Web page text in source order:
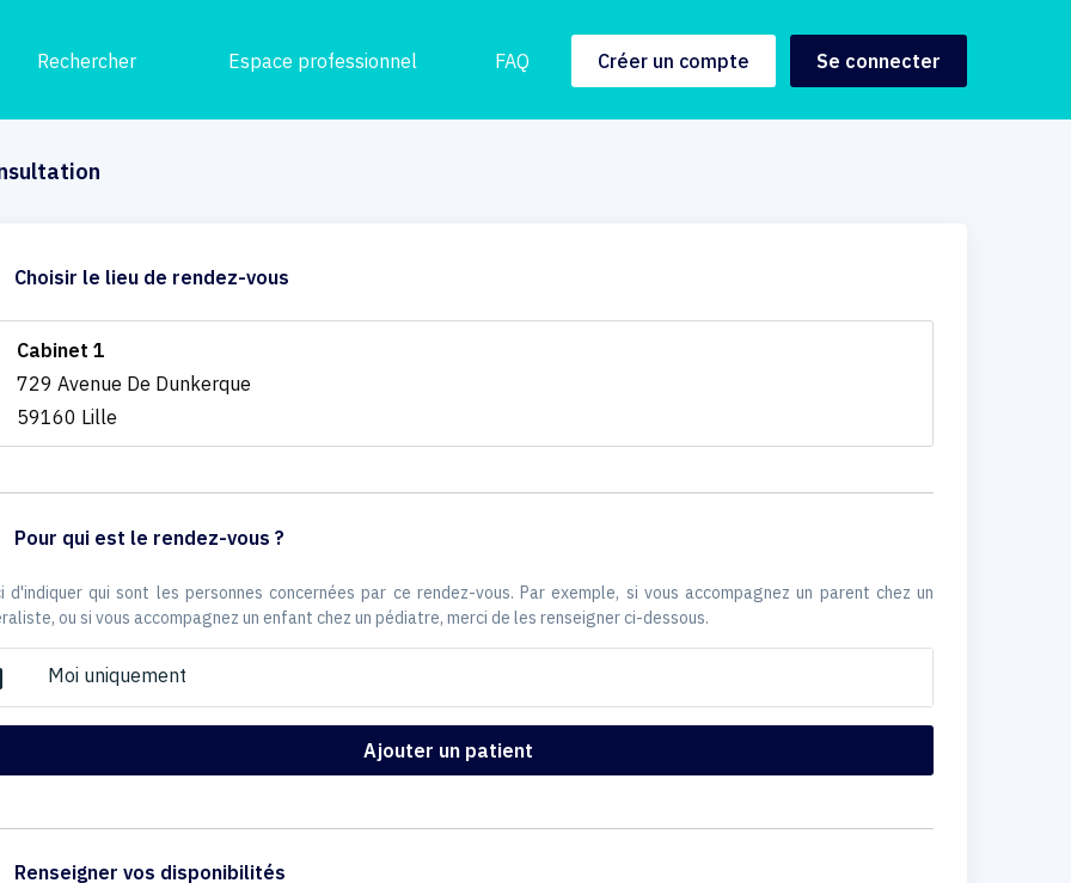
Rechercher Espace professionnel FAQ Créer un compte Se connecter
Choisir le lieu de rendez-vous
Cabinet 1
729 Avenue De Dunkerque
59160 Lille
Pour qui est le rendez-vous ?
d'indiquer qui sont les personnes concernées par ce rendez-vous. Par exemple, si vous accompagnez un parent chez un
ou si vous accompagnez un enfant chez un pédiatre, merci de les renseigner ci-dessous.
Moi uniquement
Ajouter un patient
Renseigner vos disponibilités